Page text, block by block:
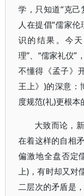
学，只知道“克己
人在提倡“儒家伦
识的结果。今
理”、“儒家礼仪”
不懂得《孟子》
王上》)的深意：
度规范(礼)更根本
大致而论，
在着这样的自相
偏激地全盘否定
上)，有时却又对
二层次的矛盾是